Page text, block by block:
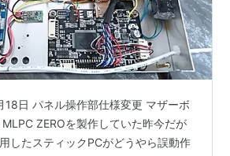
日 パネル操作部仕様変更 マザーボ
ZEROを製作していた昨今だが
したスティックPCがどうやら誤動作